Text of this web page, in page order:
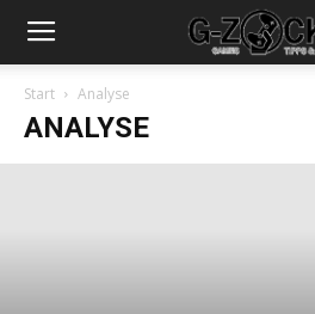
Start Analyse
ANALYSE